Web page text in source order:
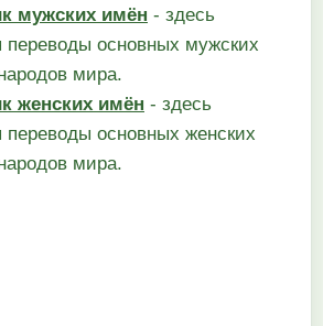
мужских имён - здесь
переводы основных мужских
мира.
женских имён - здесь
переводы основных женских
мира.